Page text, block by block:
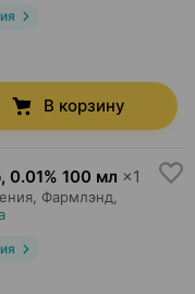
В корзину
, 0.01% 100 мл ×1
Фармлэнд